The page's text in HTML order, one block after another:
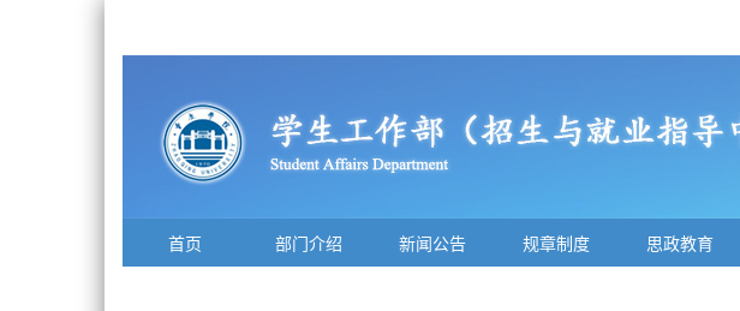
首页 部门介绍 新闻公告 规章制度 思政教育